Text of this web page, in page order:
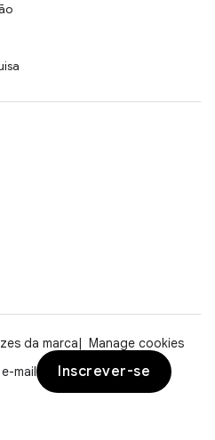
da marca
Manage cookies
mail
Inscrever-se